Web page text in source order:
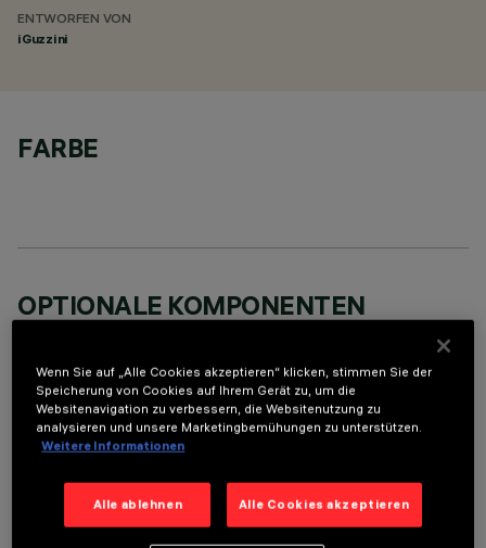
ENTWORFEN VON
iGuzzini
FARBE
OPTIONALE KOMPONENTEN
TECHNISCHE DATEN
Wenn Sie auf „Alle Cookies akzeptieren“ klicken, stimmen Sie der
Speicherung von Cookies auf Ihrem Gerät zu, um die
Websitenavigation zu verbessern, die Websitenutzung zu
analysieren und unsere Marketingbemühungen zu unterstützen.
Weitere Informationen
Alle ablehnen Alle Cookies akzeptieren